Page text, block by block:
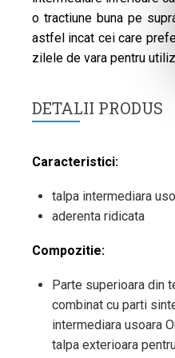
o tractiune buna pe
astfel incat cei care
zilele de vara pentru
DETALII PRODUS
Caracteristici:
talpa intermediara
aderenta ridicata
Compozitie:
Parte superioara din
combinat cu parti
intermediara usoara
talpa exterioara